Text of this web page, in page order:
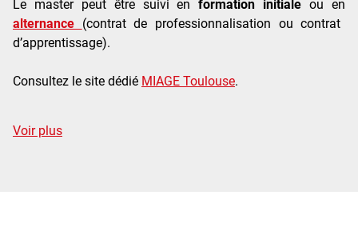
Le master peut être suivi en formation initiale ou en
alternance (contrat de professionnalisation ou contrat
d’apprentissage).
Consultez le site dédié MIAGE Toulouse.
Voir plusde détails